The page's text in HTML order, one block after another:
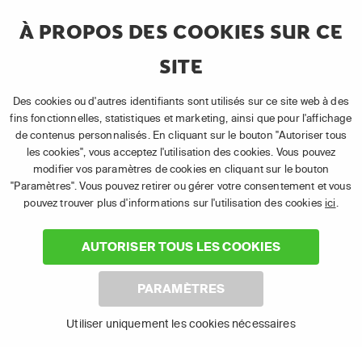
À PROPOS DES COOKIES SUR CE
SITE
Des cookies ou d'autres identifiants sont utilisés sur ce site web à des
fins fonctionnelles, statistiques et marketing, ainsi que pour l'affichage
de contenus personnalisés. En cliquant sur le bouton "Autoriser tous
les cookies", vous acceptez l'utilisation des cookies. Vous pouvez
modifier vos paramètres de cookies en cliquant sur le bouton
"Paramètres". Vous pouvez retirer ou gérer votre consentement et vous
pouvez trouver plus d'informations sur l'utilisation des cookies ici
AUTORISER TOUS LES COOKIES
PARAMÈTRES
Utiliser uniquement les cookies nécessaires
souscription à un abonnement APP TV Basic.
(2) Prix de l'abonnement : TVA comprise, hors promotion, hors frais
uniques d'activation, hors frais de matériel et hors frais d'installation.
(3) Restart & Replay:Voir toutes les chaînes disposant de cette
fonctionnalité.
2026 Canal+ Luxembourg S. à r.l. - Tous droits réservés.
TÉLÉSAT® est une marque utilisée sous licence par Canal+
Luxembourg S. à r.l. | Siège social : Rue Albert Borschette 4, L‑1246
Luxembourg | R.C.S. Luxembourg B 87.905